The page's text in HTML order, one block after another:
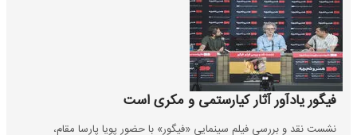
فیگور یادآور آثار کیارستمی و مکری است
نشست نقد و بررسی فیلم سینمایی «فیگور» با حضور پویا پارسا مقام،